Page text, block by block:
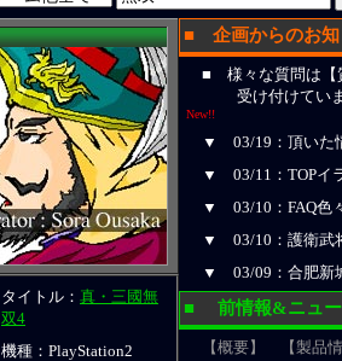
タイトル： 真・三國無
双4
機種：PlayStation2
■ 企画からのお知
■ 様々な質問は【
受け付けています
New!!
▼ 03/19：頂いた
▼ 03/11：TOPイ
▼ 03/10：FAQ色
▼ 03/10：護衛武
▼ 03/09：合肥新
■ 前情報&ニュ
【概要】
【製品